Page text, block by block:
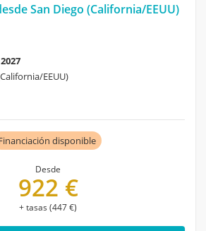
San Diego (California/EEUU)
EEUU)
disponible
Desde
922 €
+ tasas (447 €)